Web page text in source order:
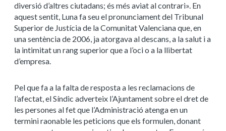
diversió d’altres ciutadans; és més aviat al contrari». En
aquest sentit, Luna fa seu el pronunciament del Tribunal
Superior de Justícia de la Comunitat Valenciana que, en
una sentència de 2006, ja atorgava al descans, a la salut i a
la intimitat un rang superior que a l’oci o a la llibertat
d’empresa.
Pel que fa a la falta de resposta a les reclamacions de
l’afectat, el Síndic adverteix l’Ajuntament sobre el dret de
les persones al fet que l’Administració atenga en un
termini raonable les peticions que els formulen, donant